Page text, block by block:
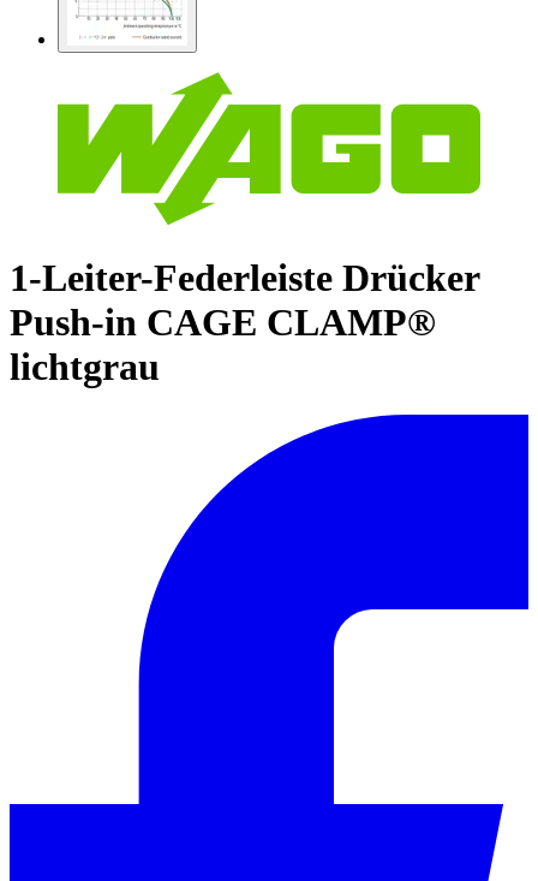
1-Leiter-Federleiste Drücker
Push-in CAGE CLAMP®
lichtgrau